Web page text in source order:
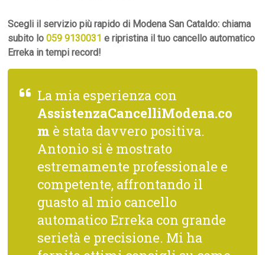
Scegli il servizio più rapido di Modena San Cataldo: chiama
subito lo 059 9130031 e ripristina il tuo cancello automatico
Erreka in tempi record!
La mia esperienza con
AssistenzaCancelliModena.co
m è stata davvero positiva.
Antonio si è mostrato
estremamente professionale e
competente, affrontando il
guasto al mio cancello
automatico Erreka con grande
serietà e precisione. Mi ha